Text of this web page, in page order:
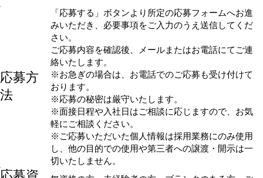
応募方
法
「応募する」ボタンより所定の応募フォームへお進
みいただき、必要事項をご入力のうえ送信してくだ
さい。
ご応募内容を確認後、メールまたはお電話にてご連
絡いたします。
※お急ぎの場合は、お電話でのご応募も受け付けて
おります。
※応募の秘密は厳守いたします。
※面接日程や入社日はご相談に応じますので、お気
軽にご相談ください。
※ご応募いただいた個人情報は採用業務にのみ使用
し、他の目的での使用や第三者への譲渡・開示は一
切いたしません。